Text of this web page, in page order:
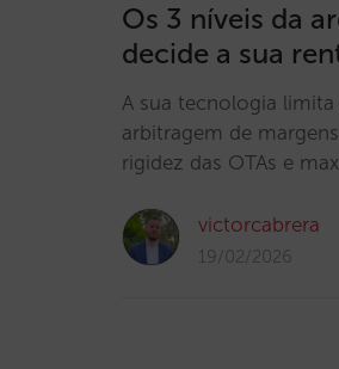
Os 3 níveis da
decide a sua
A sua tecnologia limita
arbitragem de
rigidez das OTAs e
victorcabrera
19/02/2026